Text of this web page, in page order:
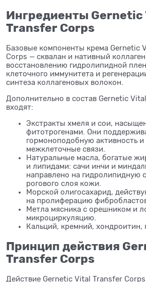
Ингредиенты Gernetic
Transfer Corps
Базовые компоненты крема Gernetic
Corps — сквалан и нативный
восстановлению гидролипидной
клеточного иммунитета и
синтеза коллагеновых волокон.
Дополнительно в состав Gernetic
входят:
Экстракты хмеля и сои,
фитотрогенами. Они
гормоноподобную активность и
межклеточные связи.
Натуральные масла, богатые
и липидами: сачи инчи и
направлено на гидролипидную
рогового слоя кожи.
Морской олигосахарид,
на пролиферацию
Метла мясника с орешником и
микроциркуляцию.
Кальций, кремний, хондроитин,
Принцип действия
Transfer Corps
Действие Gernetic Vital Transfer